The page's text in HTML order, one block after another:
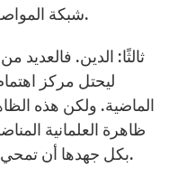
شبكة المواصلات المرئية والمعلوماتية العالمية.
ثالثًا: الدين. فالعديد
ليحتل مركز
الماضية. ولكن هذه
ظاهرة العلمانية
بكل جهدها أن تمحي جميع آثار الدين من الحياة العامة.